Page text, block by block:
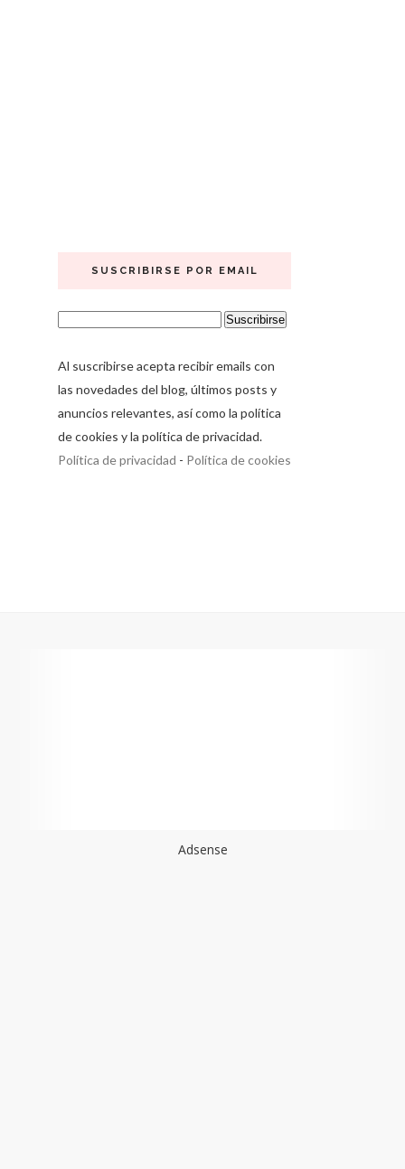
SUSCRIBIRSE POR EMAIL
Al suscribirse acepta recibir emails con
las novedades del blog, últimos posts y
anuncios relevantes, así como la política
de cookies y la política de privacidad.
Política de privacidad - Política de cookies
Adsense